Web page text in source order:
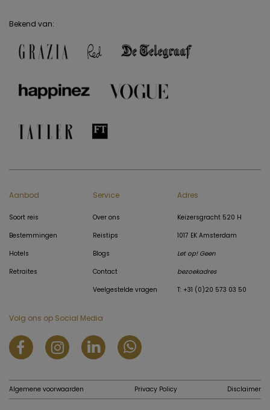
Bekend van:
Aanbod
Soort reis
Bestemmingen
Hotels
Retraites
Service
Over ons
Reistips
Blogs
Contact
Veelgestelde vragen
Adres
Keizersgracht 520 H
1017 EK Amsterdam
Let op! Geen
bezoekadres
T: +31 (0)20 573 03 50
Volg ons op Social Media
Algemene voorwaarden Privacy Policy Disclaimer